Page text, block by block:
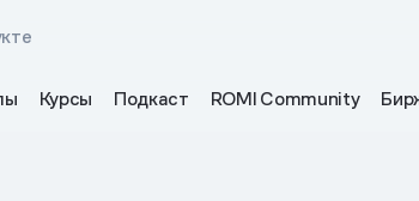
Курсы Подкаст ROMI Community